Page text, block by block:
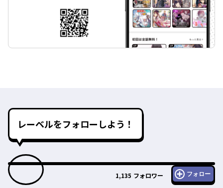
レーベルをフォローしよう！
1,135 フォロワー フォロー